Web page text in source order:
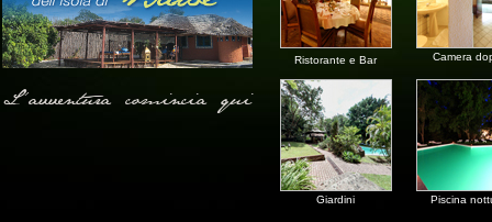
L'avventura comincia qui
Ristorante e Bar Camera
Giardini Piscina